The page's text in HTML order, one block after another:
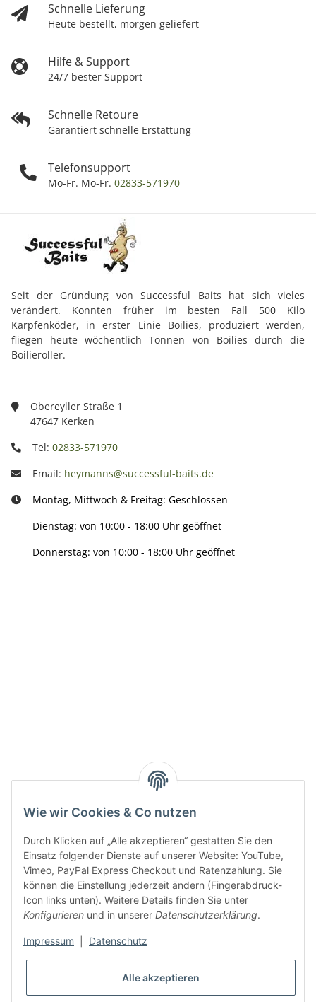
Wie wir Cookies & Co nutzen
Durch Klicken auf „Alle akzeptieren“ gestatten Sie den
Einsatz folgender Dienste auf unserer Website: YouTube,
Vimeo, PayPal Express Checkout und Ratenzahlung. Sie
können die Einstellung jederzeit ändern (Fingerabdruck-
Icon links unten). Weitere Details finden Sie unter
Konfigurieren und in unserer Datenschutzerklärung.
Impressum Datenschutz
Alle akzeptieren
Schnelle Lieferung
Heute bestellt, morgen geliefert
Hilfe & Support
24/7 bester Support
Schnelle Retoure
Garantiert schnelle Erstattung
Telefonsupport
Mo-Fr. Mo-Fr. 02833-571970
Seit der Gründung von Successful Baits hat sich vieles
verändert. Konnten früher im besten Fall 500 Kilo
Karpfenköder, in erster Linie Boilies, produziert werden,
fliegen heute wöchentlich Tonnen von Boilies durch die
Boilieroller.
Obereyller Straße 1
47647 Kerken
Tel: 02833-571970
Email: heymanns@successful-baits.de
Montag, Mittwoch & Freitag: Geschlossen
Dienstag: von 10:00 - 18:00 Uhr geöffnet
Donnerstag: von 10:00 - 18:00 Uhr geöffnet
Gesetzliche Informationen
* Alle Preise inkl. gesetzlicher USt., zzgl.